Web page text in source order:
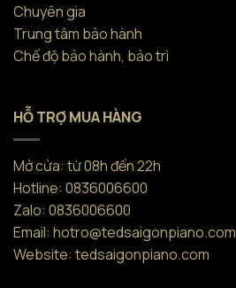
Chuyên gia
Trung tâm bảo hành
Chế độ bảo hành, bảo trì
HỖ TRỢ MUA HÀNG
Mở cửa: từ 08h đến 22h
Hotline: 0836006600
Zalo: 0836006600
Email: hotro@tedsaigonpiano.com
Website: tedsaigonpiano.com